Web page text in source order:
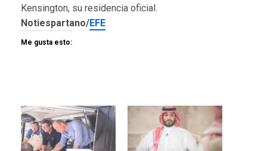
Kensington, su residencia oficial.
Notiespartano/EFE
Me gusta esto: